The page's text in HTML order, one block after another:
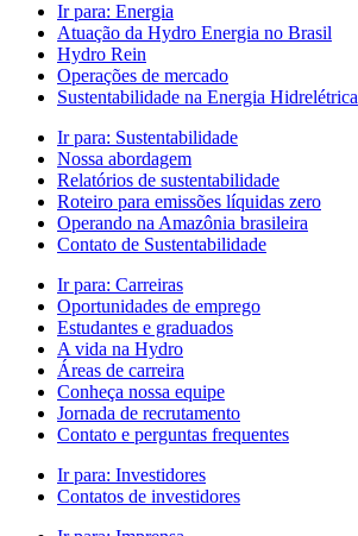
Ir para: Energia
Atuação da Hydro Energia no Brasil
Hydro Rein
Operações de mercado
Sustentabilidade na Energia Hidrelétrica
Ir para: Sustentabilidade
Nossa abordagem
Relatórios de sustentabilidade
Roteiro para emissões líquidas zero
Operando na Amazônia brasileira
Contato de Sustentabilidade
Ir para: Carreiras
Oportunidades de emprego
Estudantes e graduados
A vida na Hydro
Áreas de carreira
Conheça nossa equipe
Jornada de recrutamento
Contato e perguntas frequentes
Ir para: Investidores
Contatos de investidores